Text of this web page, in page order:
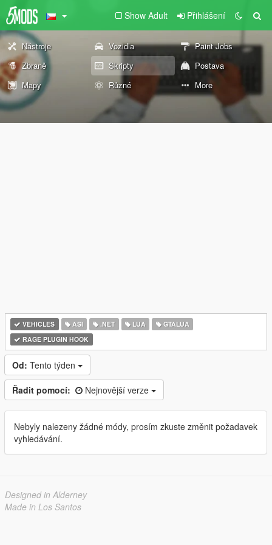
Show Adult Přihlášení
Nástroje Vozidla
Paint Jobs
Zbraně
Skripty
Postava
Mapy
Různé More
VEHICLES ASI .NET LUA
GTALUA
RAGE PLUGIN HOOK
Od: Tento týden
Řadit pomocí: Nejnovější verze
Nebyly nalezeny žádné módy, prosím zkuste změnit požadavek
vyhledávání.
Designed in Alderney
Made in Los Santos